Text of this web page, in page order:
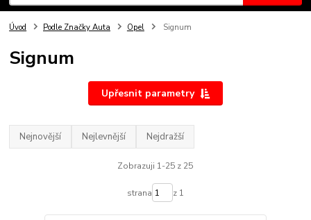
Úvod Podle Značky Auta Opel Signum
Signum
Upřesnit parametry
Nejnovější Nejlevnější Nejdražší
Zobrazuji 1-25 z 25
strana z 1